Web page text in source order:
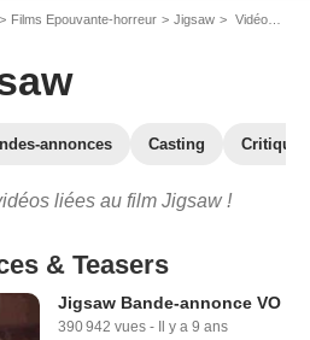
Films Epouvante-horreur Jigsaw Vidéos du film Jigsaw
annonces Casting
liées au film Jigsaw !
& Teasers
Jigsaw Bande-annonce VO
390 942 vues - Il y a 9 ans